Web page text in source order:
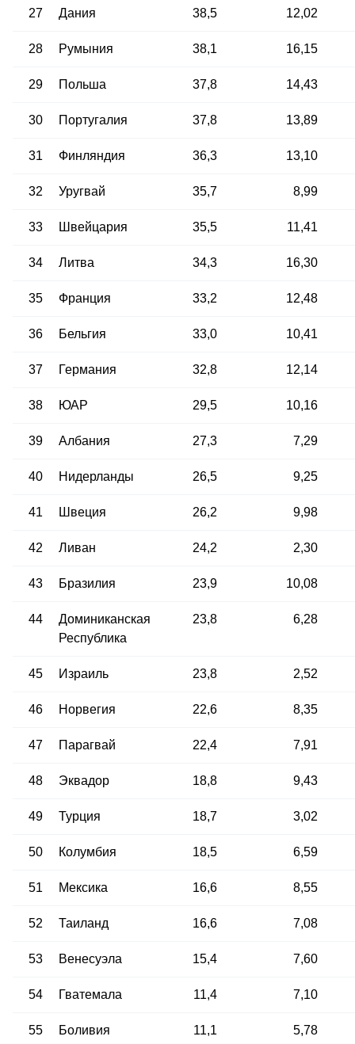
27 Дания 38,5 12,02
28 Румыния 38,1 16,15
29 Польша 37,8 14,43
30 Португалия 37,8 13,89
31 Финляндия 36,3 13,10
32 Уругвай 35,7 8,99
33 Швейцария 35,5 11,41
34 Литва 34,3 16,30
35 Франция 33,2 12,48
36 Бельгия 33,0 10,41
37 Германия 32,8 12,14
38 ЮАР 29,5 10,16
39 Албания 27,3 7,29
40 Нидерланды 26,5 9,25
41 Швеция 26,2 9,98
42 Ливан 24,2 2,30
43 Бразилия 23,9 10,08
44
Доминиканская
Республика
23,8 6,28
45 Израиль 23,8 2,52
46 Норвегия 22,6 8,35
47 Парагвай 22,4 7,91
48 Эквадор 18,8 9,43
49 Турция 18,7 3,02
50 Колумбия 18,5 6,59
51 Мексика 16,6 8,55
52 Таиланд 16,6 7,08
53 Венесуэла 15,4 7,60
54 Гватемала 11,4 7,10
55 Боливия 11,1 5,78